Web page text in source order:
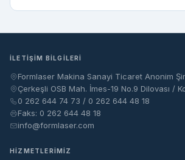
İLETIŞIM BILGILERI
Formlaser Makina Sanayi Ticaret Anonim
Çerkeşli OSB Mah. İmes-19 No.9 Dilovası /
0 262 644 74 73 / 0 262 644 48 18
Faks: 0 262 644 48 18
info@formlaser.com
HIZMETLERIMIZ